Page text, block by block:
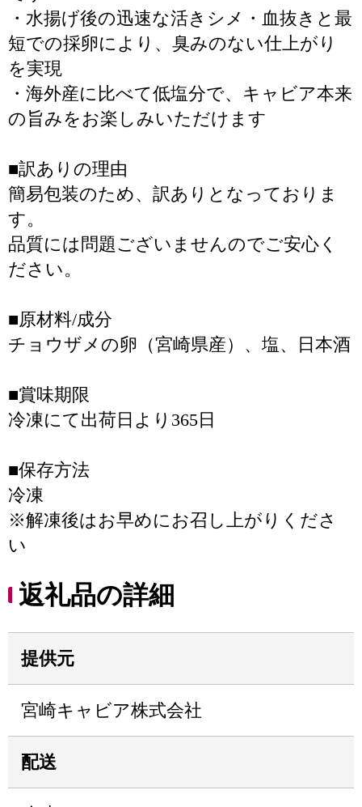
・水揚げ後の迅速な活きシメ・血抜きと最
短での採卵により、臭みのない仕上がり
を実現
・海外産に比べて低塩分で、キャビア本来
の旨みをお楽しみいただけます
■訳ありの理由
簡易包装のため、訳ありとなっておりま
す。
品質には問題ございませんのでご安心く
ださい。
■原材料/成分
チョウザメの卵（宮崎県産）、塩、日本酒
■賞味期限
冷凍にて出荷日より365日
■保存方法
冷凍
※解凍後はお早めにお召し上がりくださ
い
返礼品の詳細
提供元
宮崎キャビア株式会社
配送